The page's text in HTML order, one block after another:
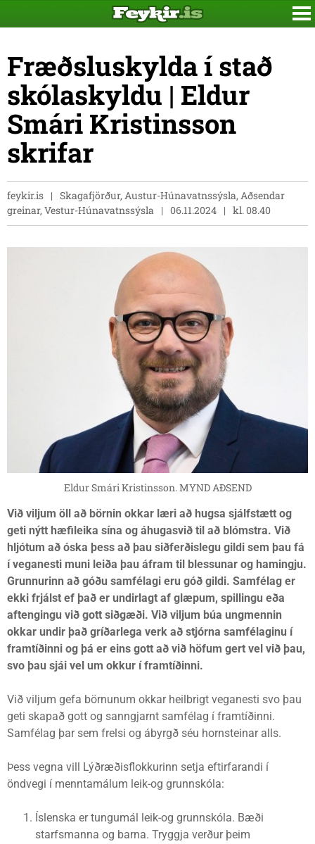
Fræðsluskylda í stað
skólaskyldu | Eldur
Smári Kristinsson
skrifar
feykir.is
Skagafjörður, Austur-Húnavatnssýsla, Aðsendar
greinar, Vestur-Húnavatnssýsla
06.11.2024 kl. 08.40
Eldur Smári Kristinsson. MYND AÐSEND
Við viljum öll að börnin okkar læri að hugsa sjálfstætt og
geti nýtt hæfileika sína og áhugasvið til að blómstra. Við
hljótum að óska þess að þau siðferðislegu gildi sem þau fá
í veganesti muni leiða þau áfram til blessunar og hamingju.
Grunnurinn að góðu samfélagi eru góð gildi. Samfélag er
ekki frjálst ef það er undirlagt af glæpum, spillingu eða
aftengingu við gott siðgæði. Við viljum búa ungmennin
okkar undir það gríðarlega verk að stjórna samfélaginu í
framtíðinni og þá er eins gott að við höfum gert vel við þau,
svo þau sjái vel um okkur í framtíðinni.
Við viljum gefa börnunum okkar heilbrigt veganesti svo þau
geti skapað gott og sanngjarnt samfélag í framtíðinni.
Samfélag þar sem frelsi og ábyrgð séu hornsteinar alls.
Þess vegna vill Lýðræðisflokkurinn setja eftirfarandi í
öndvegi í menntamálum leik-og grunnskóla:
Íslenska er tungumál leik-og grunnskóla. Bæði
starfsmanna og barna. Tryggja verður þeim